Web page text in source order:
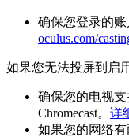
确保您登录的
oculus.com/
如果您无法投屏到启
确保您的电视支
Chromecast。 详
如果您的网络